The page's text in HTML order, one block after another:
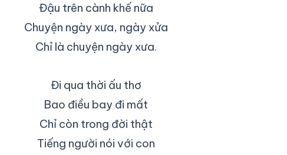
Đậu trên cành khế nữa
Chuyện ngày xưa, ngày xửa
Chỉ là chuyện ngày xưa.
Đi qua thời ấu thơ
Bao điều bay đi mất
Chỉ còn trong đời thật
Tiếng người nói với con